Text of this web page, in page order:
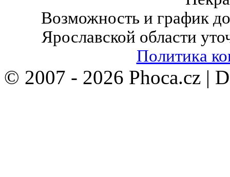
Возможность и график
Ярославской области
Политика
© 2007 - 2026 Phoca.cz |